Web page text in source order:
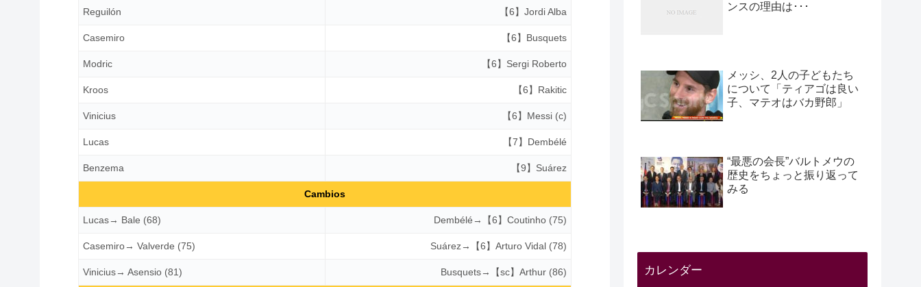
PKで勝負あり
Reguilón 【6】Jordi Alba
Casemiro 【6】Busquets
Modric 【6】Sergi Roberto
Kroos 【6】Rakitic
Vinicius 【6】Messi (c)
Lucas 【7】Dembélé
Benzema 【9】Suárez
Cambios
Lucas→ Bale (68) Dembélé→【6】Coutinho (75)
Casemiro→ Valverde (75) Suárez→【6】Arturo Vidal (78)
Vinicius→ Asensio (81) Busquets→【sc】Arthur (86)
ンスの理由は･･･
メッシ、2人の子どもたち
について「ティアゴは良い
子、マテオはバカ野郎」
“最悪の会長”バルトメウの
歴史をちょっと振り返って
みる
カレンダー